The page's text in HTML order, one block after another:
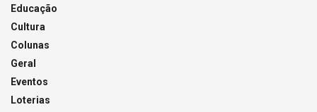
Educação
Cultura
Colunas
Geral
Eventos
Loterias